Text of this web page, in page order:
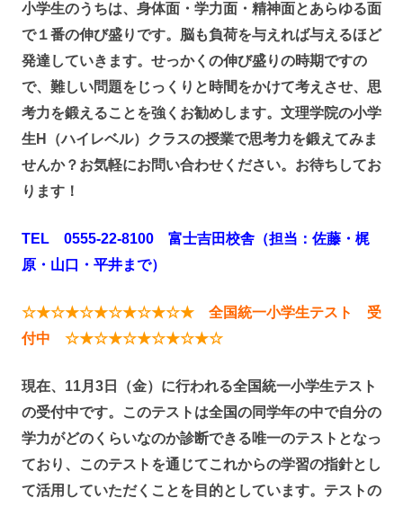
小学生のうちは、身体面・学力面・精神面とあらゆる面
で１番の伸び盛りです。脳も負荷を与えれば与えるほど
発達していきます。せっかくの伸び盛りの時期ですの
で、難しい問題をじっくりと時間をかけて考えさせ、思
考力を鍛えることを強くお勧めします。文理学院の小学
生H（ハイレベル）クラスの授業で思考力を鍛えてみま
せんか？お気軽にお問い合わせください。お待ちしてお
ります！
TEL 0555-22-8100 富士吉田校舎（担当：佐藤・梶
原・山口・平井まで）
☆★☆★☆★☆★☆★☆★ 全国統一小学生テスト 受
付中 ☆★☆★☆★☆★☆★☆
現在、11月3日（金）に行われる全国統一小学生テスト
の受付中です。このテストは全国の同学年の中で自分の
学力がどのくらいなのか診断できる唯一のテストとなっ
ており、このテストを通じてこれからの学習の指針とし
て活用していただくことを目的としています。テストの